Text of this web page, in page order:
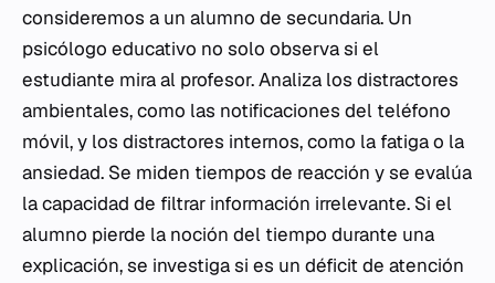
consideremos a un alumno de secundaria. Un
psicólogo educativo no solo observa si el
estudiante mira al profesor. Analiza los distractores
ambientales, como las notificaciones del teléfono
móvil, y los distractores internos, como la fatiga o la
ansiedad. Se miden tiempos de reacción y se evalúa
la capacidad de filtrar información irrelevante. Si el
alumno pierde la noción del tiempo durante una
explicación, se investiga si es un déficit de atención